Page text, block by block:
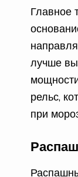
Главное
лучше
рельс,
при